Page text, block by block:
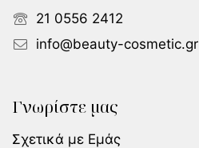
21 0556 2412
info@beauty-cosmetic.gr
Γνωρίστε μας
Σχετικά με Εμάς